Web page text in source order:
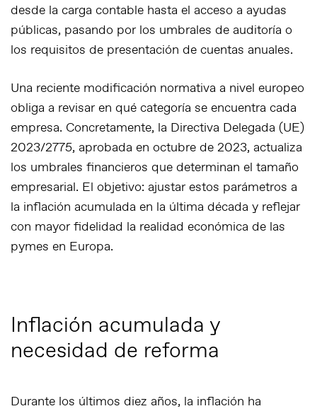
desde la carga contable hasta el acceso a ayudas
públicas, pasando por los umbrales de auditoría o
los requisitos de presentación de cuentas anuales.
Una reciente modificación normativa a nivel europeo
obliga a revisar en qué categoría se encuentra cada
empresa. Concretamente, la Directiva Delegada (UE)
2023/2775, aprobada en octubre de 2023, actualiza
los umbrales financieros que determinan el tamaño
empresarial. El objetivo: ajustar estos parámetros a
la inflación acumulada en la última década y reflejar
con mayor fidelidad la realidad económica de las
pymes en Europa.
Inflación acumulada y
necesidad de reforma
Durante los últimos diez años, la inflación ha